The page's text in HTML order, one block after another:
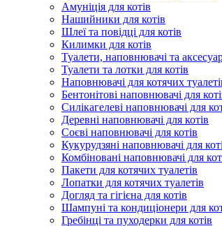
Амуніція для котів
Нашийники для котів
Шлеї та повідці для котів
Килимки для котів
Туалети, наповнювачі та
Туалети та лотки для котів
Наповнювачі для котячих
Бентонітові наповнювачі для
Силікагелеві наповнювачі для
Деревні наповнювачі для котів
Соєві наповнювачі для котів
Кукурудзяні наповнювачі для
Комбіновані наповнювачі для
Пакети для котячих туалетів
Лопатки для котячих туалетів
Догляд та гігієна для котів
Шампуні та кондиціонери для
Гребінці та пуходерки для котів